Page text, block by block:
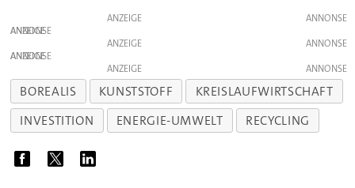
ANZEIGE
ANZEIGE
ANZEIGE
ANZEIGE
ANZEIGE
BOREALIS KUNSTSTOFF
KREISLAUFWIRTSCHAFT
INVESTITION
ENERGIE-UMWELT RECYCLING